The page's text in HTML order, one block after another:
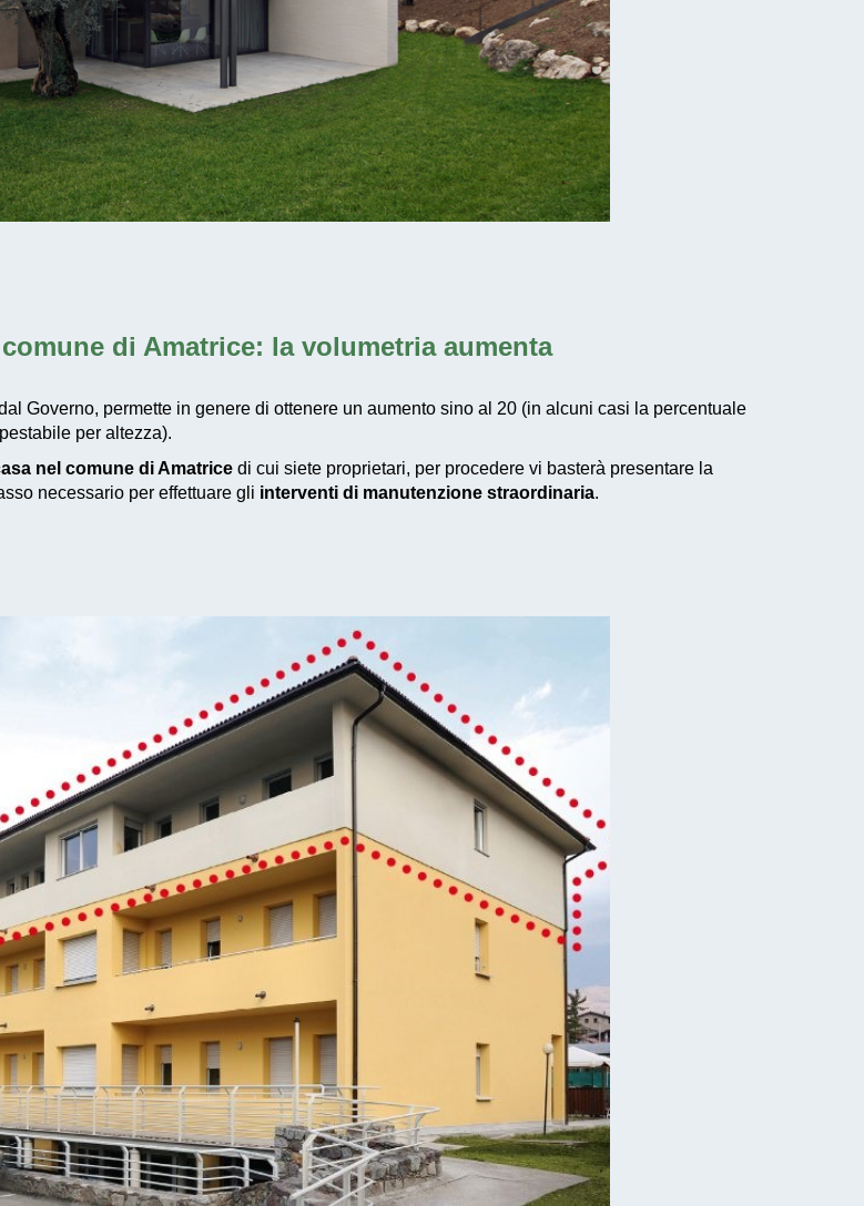
di Amatrice: la volumetria aumenta
Governo, permette in genere di ottenere un aumento sino al 20 (in alcuni casi la percentuale
per altezza).
nel comune di Amatrice di cui siete proprietari, per procedere vi basterà presentare la
necessario per effettuare gli interventi di manutenzione straordinaria.